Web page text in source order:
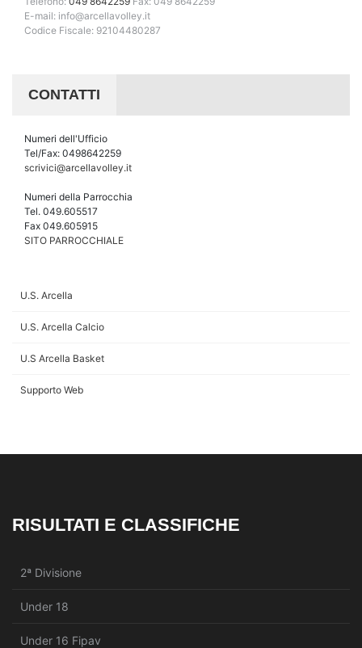
E-mail: info@arcellavolley.it
Codice Fiscale: 92104480287
CONTATTI
Numeri dell'Ufficio
Tel/Fax: 0498642259
scrivici@arcellavolley.it
Numeri della Parrocchia
Tel. 049.605517
Fax 049.605915
SITO PARROCCHIALE
U.S. Arcella
U.S. Arcella Calcio
U.S Arcella Basket
Supporto Web
RISULTATI E CLASSIFICHE
2ª Divisione
Under 18
Under 16 Fipav